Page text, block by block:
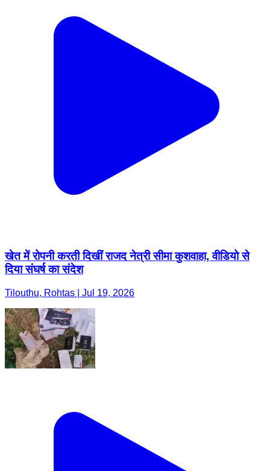
खेत में रोपनी करती दिखीं राजद नेत्री सीमा कुशवाहा, वीडियो से
दिया संघर्ष का संदेश
Tilouthu, Rohtas | Jul 19, 2026